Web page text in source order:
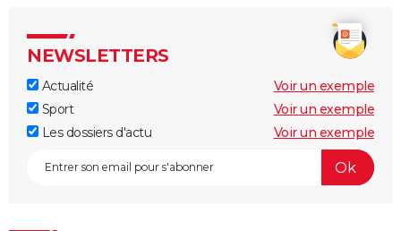
NEWSLETTERS
Actualité
Voir un exemple
Sport
Voir un exemple
Les dossiers d'actu
Voir un exemple